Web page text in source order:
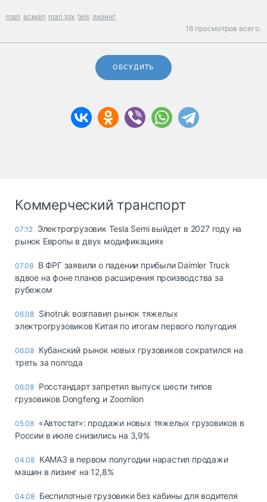
man асмап man tgx tels лизинг
16 просмотров всего.
ОБСУДИТЬ
Коммерческий транспорт
07:12 Электрогрузовик Tesla Semi выйдет в 2027 году на
рынок Европы в двух модификациях
07.08 В ФРГ заявили о падении прибыли Daimler Truck
вдвое на фоне планов расширения производства за
рубежом
06.08 Sinotruk возглавил рынок тяжелых
электрогрузовиков Китая по итогам первого полугодия
06.08 Кубанский рынок новых грузовиков сократился на
треть за полгода
06.08 Росстандарт запретил выпуск шести типов
грузовиков Dongfeng и Zoomlion
05.08 «Автостат»: продажи новых тяжелых грузовиков в
России в июле снизились на 3,9%
04.08 КАМАЗ в первом полугодии нарастил продажи
машин в лизинг на 12,8%
04.08 Беспилотные грузовики без кабины для водителя